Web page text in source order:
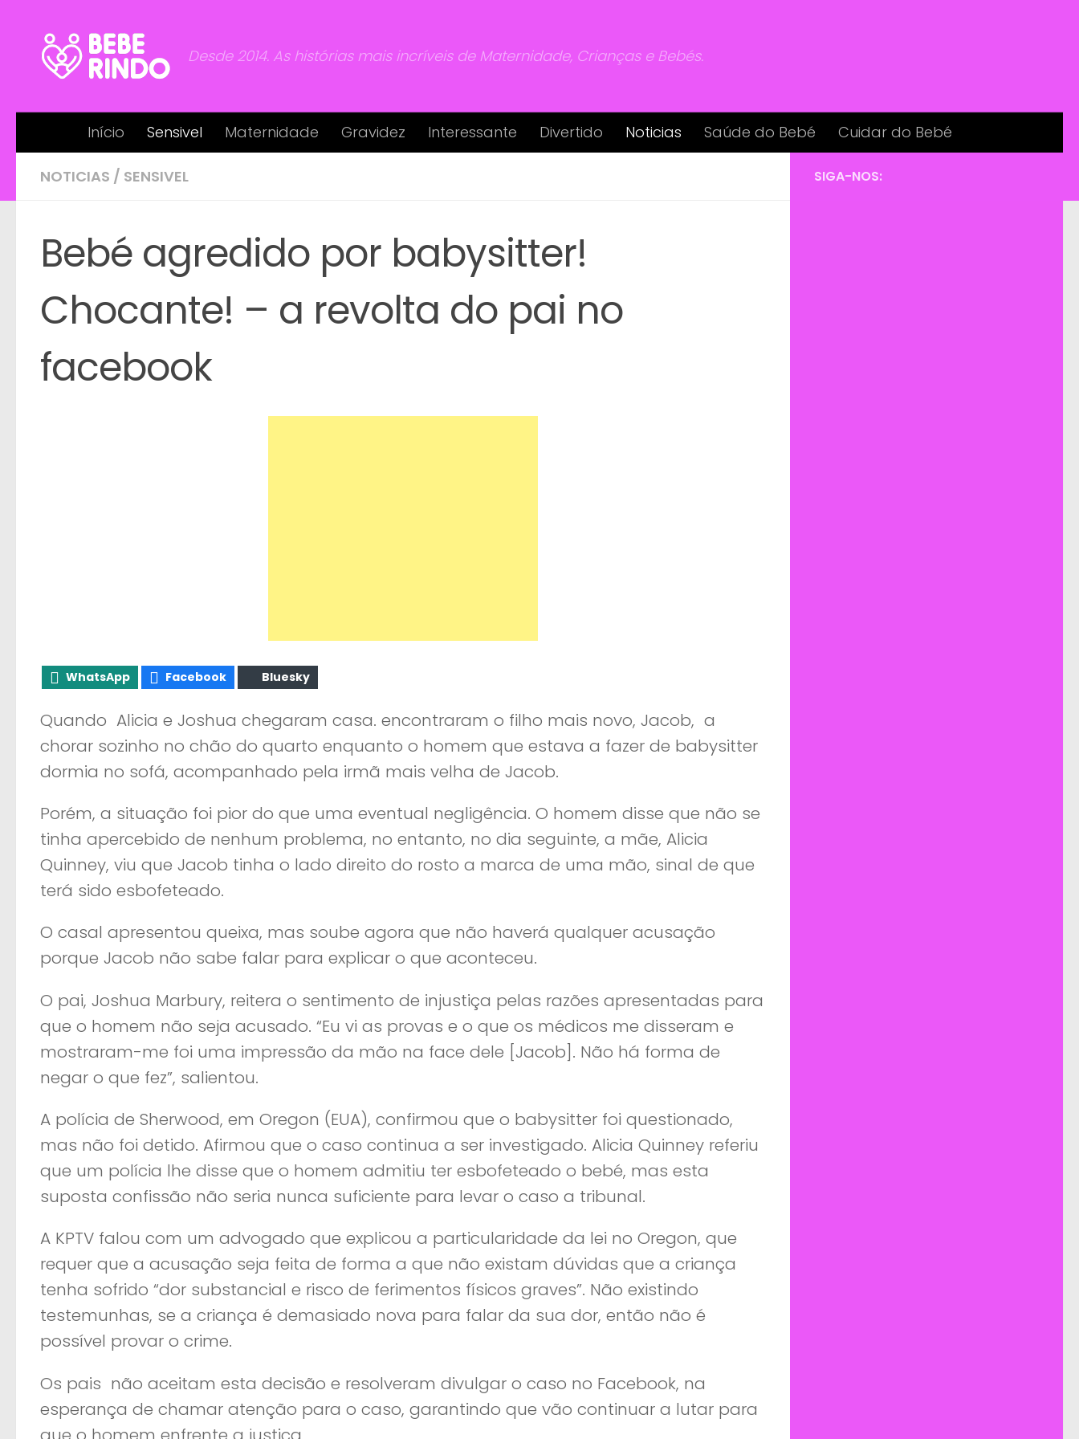
Desde 2014. As histórias mais incríveis de Maternidade, Crianças e Bebés.
Início Sensivel Maternidade Gravidez Interessante Divertido Noticias Saúde do Bebé Cuidar do Bebé
NOTICIAS / SENSIVEL
Bebé agredido por babysitter!
Chocante! – a revolta do pai no
facebook
WhatsApp Facebook Bluesky
Quando Alicia e Joshua chegaram casa. encontraram o filho mais novo, Jacob, a
chorar sozinho no chão do quarto enquanto o homem que estava a fazer de babysitter
dormia no sofá, acompanhado pela irmã mais velha de Jacob.
Porém, a situação foi pior do que uma eventual negligência. O homem disse que não se
tinha apercebido de nenhum problema, no entanto, no dia seguinte, a mãe, Alicia
Quinney, viu que Jacob tinha o lado direito do rosto a marca de uma mão, sinal de que
terá sido esbofeteado.
O casal apresentou queixa, mas soube agora que não haverá qualquer acusação
porque Jacob não sabe falar para explicar o que aconteceu.
O pai, Joshua Marbury, reitera o sentimento de injustiça pelas razões apresentadas para
que o homem não seja acusado. “Eu vi as provas e o que os médicos me disseram e
mostraram-me foi uma impressão da mão na face dele [Jacob]. Não há forma de
negar o que fez”, salientou.
A polícia de Sherwood, em Oregon (EUA), confirmou que o babysitter foi questionado,
mas não foi detido. Afirmou que o caso continua a ser investigado. Alicia Quinney referiu
que um polícia lhe disse que o homem admitiu ter esbofeteado o bebé, mas esta
suposta confissão não seria nunca suficiente para levar o caso a tribunal.
A KPTV falou com um advogado que explicou a particularidade da lei no Oregon, que
requer que a acusação seja feita de forma a que não existam dúvidas que a criança
tenha sofrido “dor substancial e risco de ferimentos físicos graves”. Não existindo
testemunhas, se a criança é demasiado nova para falar da sua dor, então não é
possível provar o crime.
Os pais não aceitam esta decisão e resolveram divulgar o caso no Facebook, na
esperança de chamar atenção para o caso, garantindo que vão continuar a lutar para
SIGA-NOS: